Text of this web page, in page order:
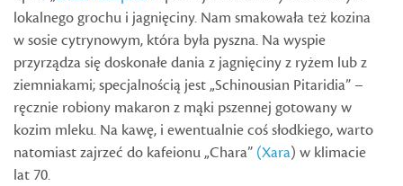
lokalnego grochu i jagnięciny. Nam smakowała też kozina
w sosie cytrynowym, która była pyszna. Na wyspie
przyrządza się doskonałe dania z jagnięciny z ryżem lub z
ziemniakami; specjalnością jest „Schinousian Pitaridia” –
ręcznie robiony makaron z mąki pszennej gotowany w
kozim mleku. Na kawę, i ewentualnie coś słodkiego, warto
natomiast zajrzeć do kafeionu „Chara” (Xara) w klimacie
lat 70.